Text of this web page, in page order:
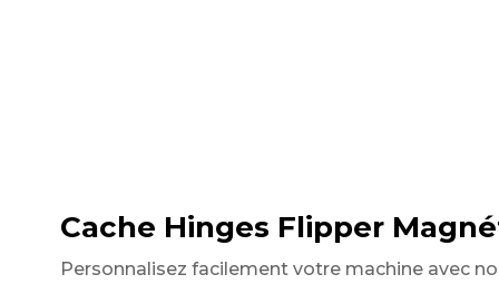
Cache Hinges Flipper
Personnalisez facilement votre machine avec